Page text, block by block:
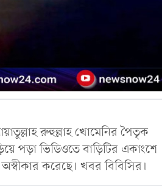
রুহুল্লাহ খোমেনির পৈতৃক
পড়া ভিডিওতে বাড়িটির একাংশে
করেছে। খবর বিবিসির।